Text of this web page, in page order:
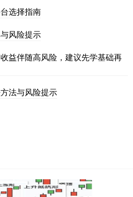
选择指南
风险提示
益伴随高风险，建议先学基础再
法与风险提示